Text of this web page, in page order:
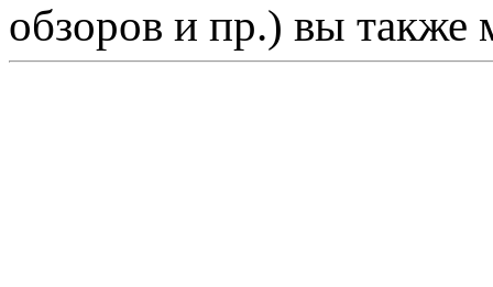
обзоров и пр.) вы также